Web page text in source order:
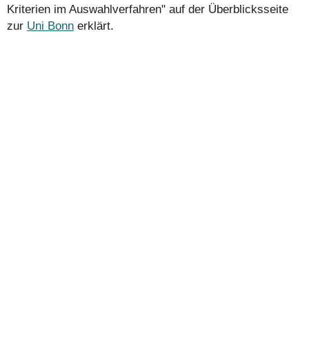
Kriterien im Auswahlverfahren" auf der Überblicksseite
zur Uni Bonn erklärt.